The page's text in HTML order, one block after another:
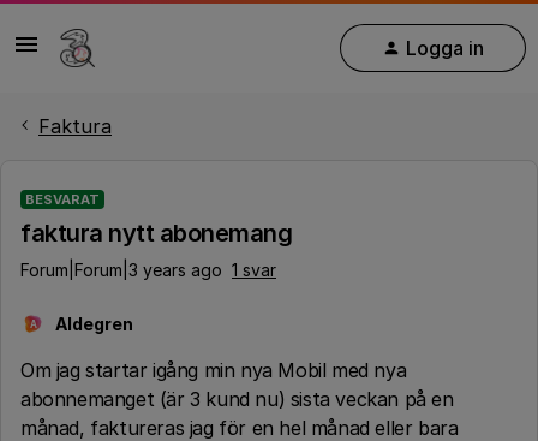
Logga in
Faktura
BESVARAT
faktura nytt abonemang
Forum|Forum|3 years ago 1 svar
A Aldegren
Om jag startar igång min nya Mobil med nya
abonnemanget (är 3 kund nu) sista veckan på en
månad, faktureras jag för en hel månad eller bara